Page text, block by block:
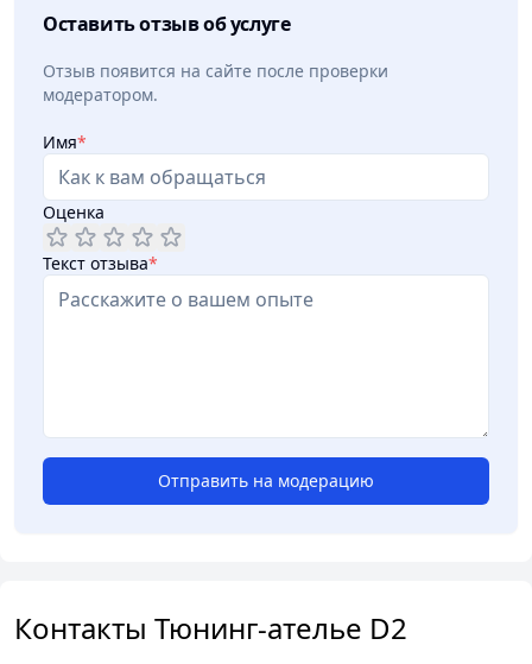
материалы.
Оставить отзыв об услуге
Отзыв появится на сайте после проверки
модератором.
Имя*
Оценка
Текст отзыва*
Отправить на модерацию
Контакты Тюнинг-ателье D2